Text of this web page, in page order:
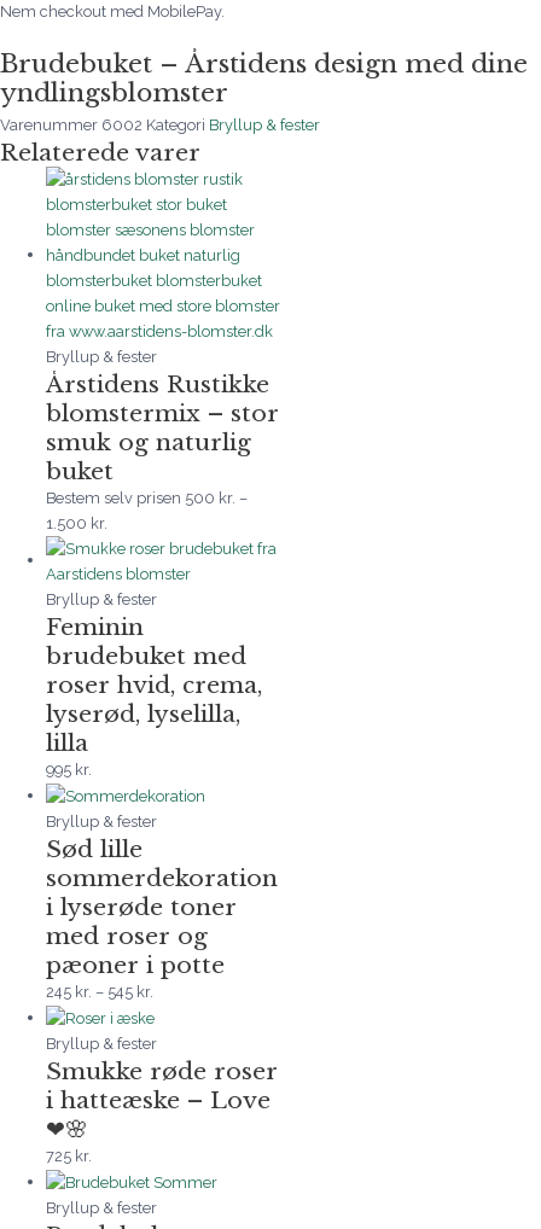
Nem checkout med MobilePay.
Brudebuket – Årstidens design med dine
yndlingsblomster
Varenummer 6002 Kategori Bryllup & fester
Relaterede varer
Bryllup & fester
Årstidens Rustikke
blomstermix – stor
smuk og naturlig
buket
Bestem selv prisen 500 kr. –
1.500 kr.
Bryllup & fester
Feminin
brudebuket med
roser hvid, crema,
lyserød, lyselilla,
lilla
995 kr.
Bryllup & fester
Sød lille
sommerdekoration
i lyserøde toner
med roser og
pæoner i potte
245 kr. – 545 kr.
Bryllup & fester
Smukke røde roser
i hatteæske – Love
❤🌸
725 kr.
Bryllup & fester